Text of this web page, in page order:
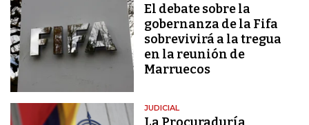
El debate sobre la
gobernanza de la Fifa
sobrevivirá a la tregua
en la reunión de
Marruecos
JUDICIAL